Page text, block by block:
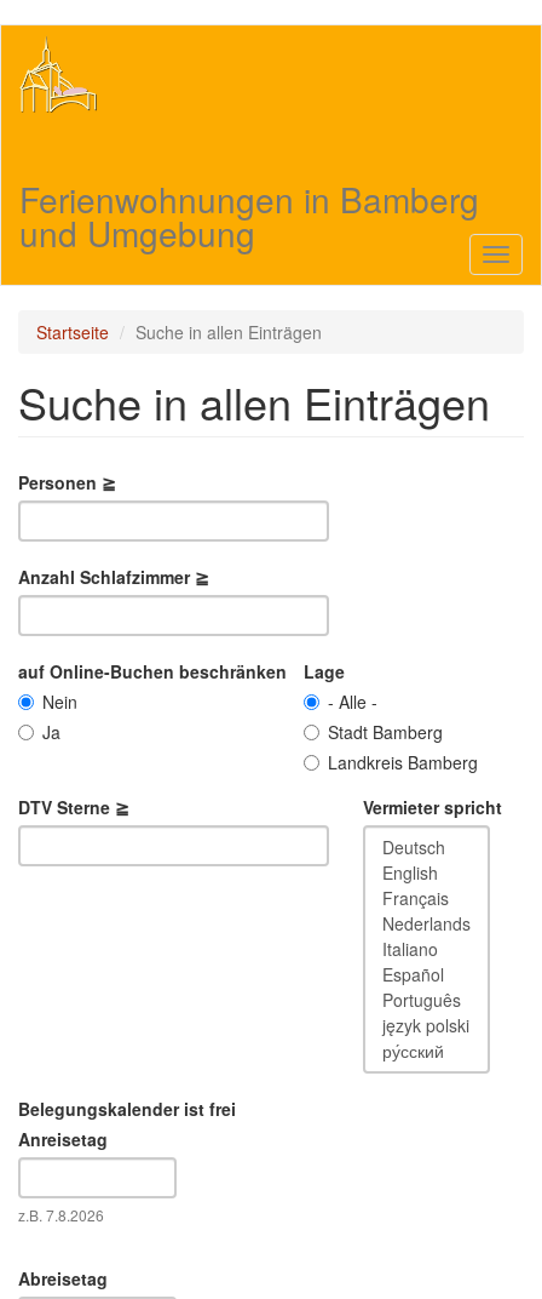
Inhalt
Ferienwohnungen in Bamberg
und Umgebung
Startseite Suche in allen Einträgen
Suche in allen Einträgen
Personen ≧
Anzahl Schlafzimmer ≧
auf Online-Buchen beschränken
Nein
Ja
Lage
- Alle -
Stadt Bamberg
Landkreis Bamberg
DTV Sterne ≧
Vermieter spricht
Belegungskalender ist frei
Anreisetag
Datum
z.B. 7.8.2026
Abreisetag